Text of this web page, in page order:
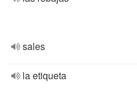
sales
la etiqueta